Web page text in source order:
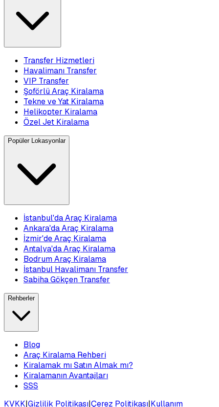
Transfer Hizmetleri
Havalimanı Transfer
VIP Transfer
Şoförlü Araç Kiralama
Tekne ve Yat Kiralama
Helikopter Kiralama
Özel Jet Kiralama
Popüler Lokasyonlar
İstanbul'da Araç Kiralama
Ankara'da Araç Kiralama
İzmir'de Araç Kiralama
Antalya'da Araç Kiralama
Bodrum Araç Kiralama
İstanbul Havalimanı Transfer
Sabiha Gökçen Transfer
Rehberler
Blog
Araç Kiralama Rehberi
Kiralamak mı Satın Almak mı?
Kiralamanın Avantajları
SSS
KVKK|Gizlilik Politikası|Çerez Politikası|Kullanım